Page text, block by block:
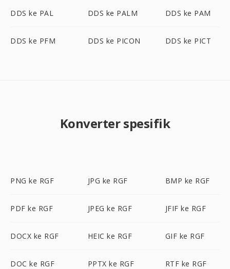
DDS ke PAL DDS ke PALM DDS ke PAM
DDS ke PFM DDS ke PICON DDS ke PICT
Konverter spesifik
PNG ke RGF JPG ke RGF BMP ke RGF
PDF ke RGF JPEG ke RGF JFIF ke RGF
DOCX ke RGF HEIC ke RGF GIF ke RGF
DOC ke RGF PPTX ke RGF RTF ke RGF